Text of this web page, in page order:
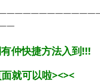
仲快捷方法入到!!!
就可以啦><><